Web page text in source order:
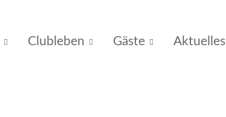
Clubleben Gäste Aktuelles